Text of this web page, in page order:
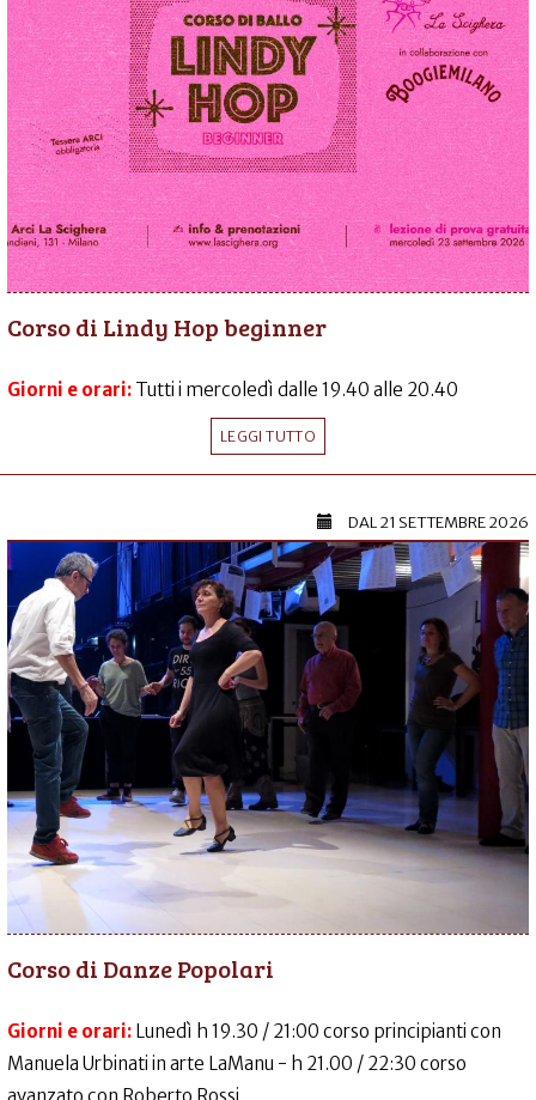
Corso di Lindy Hop beginner
Giorni e orari: Tutti i mercoledì dalle 19.40 alle 20.40
LEGGI TUTTO
DAL21 SETTEMBRE 2026
Corso di Danze Popolari
Giorni e orari: Lunedì h 19.30 / 21:00 corso principianti con
Manuela Urbinati in arte LaManu - h 21.00 / 22:30 corso
avanzato con Roberto Rossi